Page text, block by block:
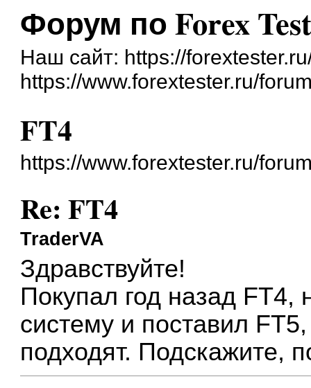
Форум по Forex
Наш сайт: https://
https://www.forextester.ru/
FT4
https://www.forextester.ru/
Re: FT4
TraderVA
Здравствуйте!
Покупал год назад FT4,
систему и поставил
подходят. Подскажите,